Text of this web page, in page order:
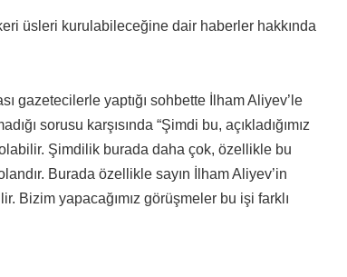
üsleri kurulabileceğine dair haberler hakkında
gazetecilerle yaptığı sohbette İlham Aliyev’le
sorusu karşısında “Şimdi bu, açıkladığımız
Şimdilik burada daha çok, özellikle bu
Burada özellikle sayın İlham Aliyev’in
Bizim yapacağımız görüşmeler bu işi farklı